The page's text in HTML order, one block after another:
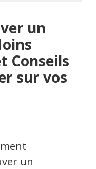
un
Conseils
sur vos
un